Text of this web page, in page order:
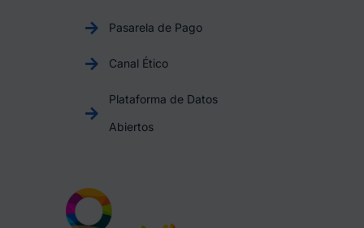
Pasarela de Pago
Canal Ético
Plataforma de Datos
Abiertos